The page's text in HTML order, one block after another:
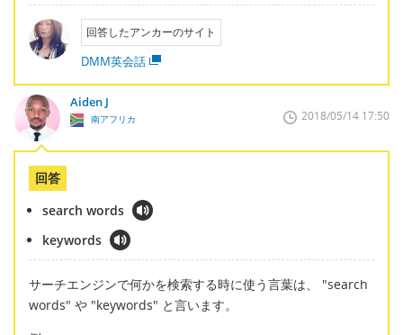
回答したアンカーのサイト
DMM英会話
Aiden J
南アフリカ 2018/05/14 17:50
回答
search words
keywords
サーチエンジンで何かを検索する時に使う言葉は、 "search
words" や "keywords" と言います。